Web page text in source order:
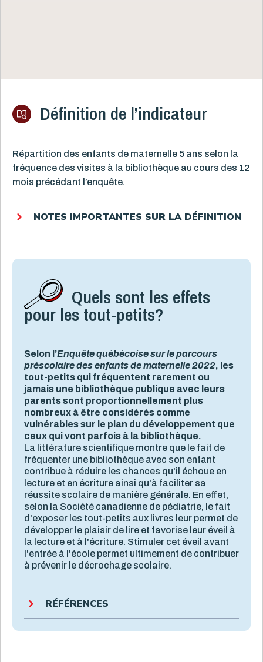
Définition de l’indicateur
Répartition des enfants de maternelle 5 ans selon la
fréquence des visites à la bibliothèque au cours des 12
mois précédant l’enquête.
NOTES IMPORTANTES SUR LA DÉFINITION
Quels sont les effets
pour les tout-petits?
Selon l’Enquête québécoise sur le parcours
préscolaire des enfants de maternelle 2022, les
tout-petits qui fréquentent rarement ou
jamais une bibliothèque publique avec leurs
parents sont proportionnellement plus
nombreux à être considérés comme
vulnérables sur le plan du développement que
ceux qui vont parfois à la bibliothèque.
La littérature scientifique montre que le fait de
fréquenter une bibliothèque avec son enfant
contribue à réduire les chances qu'il échoue en
lecture et en écriture ainsi qu'à faciliter sa
réussite scolaire de manière générale. En effet,
selon la Société canadienne de pédiatrie, le fait
d'exposer les tout-petits aux livres leur permet de
développer le plaisir de lire et favorise leur éveil à
la lecture et à l'écriture. Stimuler cet éveil avant
l'entrée à l'école permet ultimement de contribuer
à prévenir le décrochage scolaire.
RÉFÉRENCES